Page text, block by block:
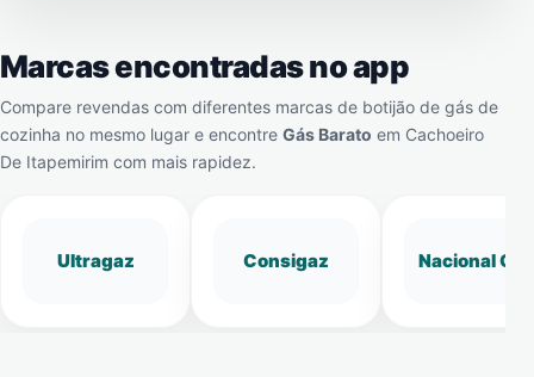
Marcas encontradas no app
Compare revendas com diferentes marcas de botijão de gás de
cozinha no mesmo lugar e encontre Gás Barato em Cachoeiro
De Itapemirim com mais rapidez.
Ultragaz Consigaz Nacional Gás